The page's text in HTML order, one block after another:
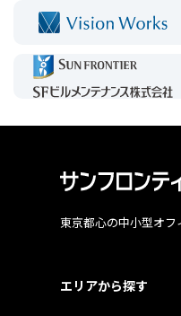
東京都心の中小型オ
エリアから探す